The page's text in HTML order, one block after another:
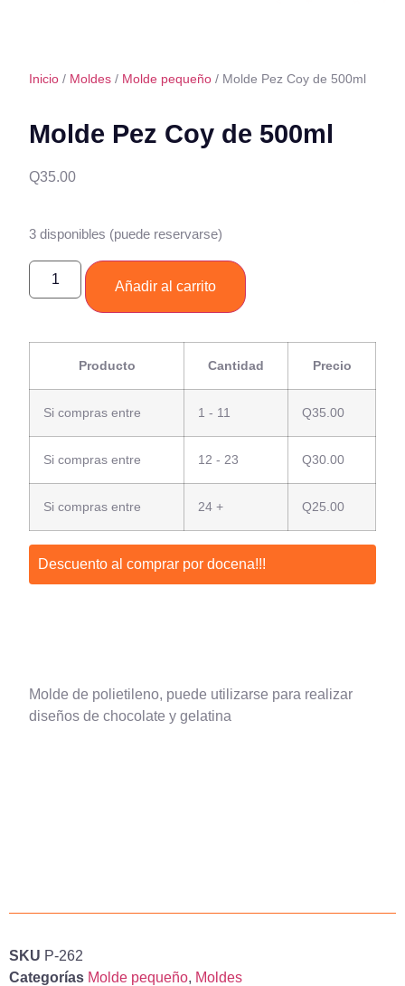
Inicio / Moldes / Molde pequeño / Molde Pez Coy de 500ml
Molde Pez Coy de 500ml
Q35.00
3 disponibles (puede reservarse)
Añadir al carrito
Producto Cantidad Precio
Si compras entre 1 - 11 Q35.00
Si compras entre 12 - 23 Q30.00
Si compras entre 24 + Q25.00
Descuento al comprar por docena!!!
Molde de polietileno, puede utilizarse para realizar
diseños de chocolate y gelatina
SKU P-262
Categorías Molde pequeño, Moldes